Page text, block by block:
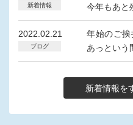
新着情報
今年もあと
2022.02.21
ブログ
年始のご挨
せ
あっという
新着情報を